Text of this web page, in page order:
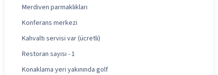
Merdiven parmaklıkları
Konferans merkezi
Kahvaltı servisi var (ücretli)
Restoran sayısı - 1
Konaklama yeri yakınında golf